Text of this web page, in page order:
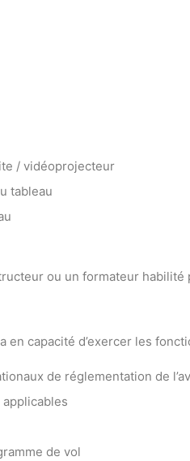
/ vidéoprojecteur
tableau
ou un formateur habilité
en capacité d’exercer les
de réglementation de
de vol